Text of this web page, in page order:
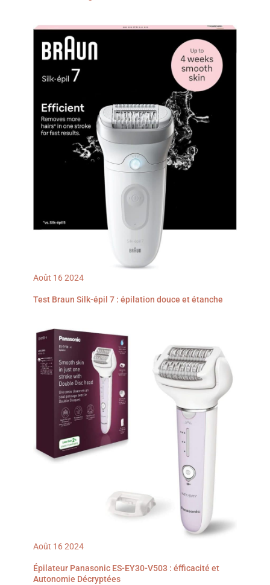
fond de teint uniforme.
glissez-le dans votre sac
à main ou votre valise
pour un soin où que vous
alliez. Sa recharge par
USB vous évite de
changer constamment les
batteries, et sa LED
intégrée​ éclaire chaque
courbe du visage pour un
épilage précis et sans
faux pas. 【Service Après-
Vente & Cadeau Idéal】​
Notre rasoir visage et
sourcils pour femmes est
accompagné d'une
garantie à vie​ sans tracas
pour tout défaut de
produit. C’est également
un cadeau attentionné​
pour votre petite amie,
notre tondeuse facial et
Août 162024
Test Braun Silk-épil 7 : épilation douce et étanche
Août 162024
Épilateur Panasonic ES-EY30-V503 : éfficacité et
Autonomie Décryptées